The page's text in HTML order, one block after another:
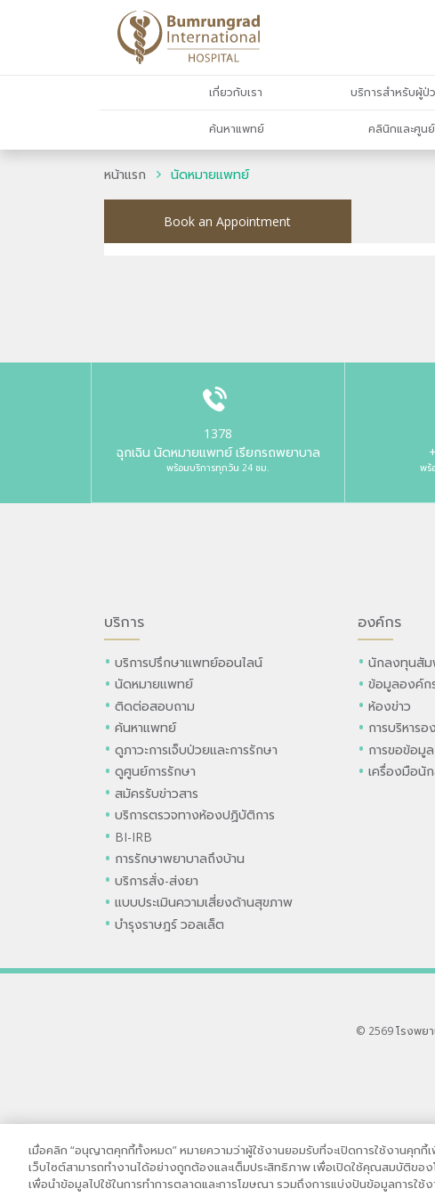
เกี่ยวกับเรา บริการสำหรับผู้ป่
ค้นหาแพทย์ คลินิกและศูน
หน้าแรก นัดหมายแพทย์
Book an Appointment
1378
ฉุกเฉิน นัดหมายแพทย์ เรียกรถพยาบาล
พร้อมบริการทุกวัน 24 ชม. พร้
บริการ
บริการปรึกษาแพทย์ออนไลน์
นัดหมายแพทย์
ติดต่อสอบถาม
ค้นหาแพทย์
ดูภาวะการเจ็บป่วยและการรักษา
ดูศูนย์การรักษา
สมัครรับข่าวสาร
บริการตรวจทางห้องปฏิบัติการ
BI-IRB
การรักษาพยาบาลถึงบ้าน
บริการสั่ง-ส่งยา
แบบประเมินความเสี่ยงด้านสุขภาพ
บำรุงราษฎร์ วอลเล็ต
องค์กร
นักลงทุนสั
ข้อมูลองค์ก
ห้องข่าว
การบริหารอ
การขอข้อมูล
เครื่องมือนั
© 2569 โรงพย
เมื่อคลิก “อนุญาตคุกกี้ทั้งหมด” หมายความว่าผู้ใช้งานยอมรับที่จะเปิดการใช้งานคุก
เว็บไซต์สามารถทำงานได้อย่างถูกต้องและเต็มประสิทธิภาพ เพื่อเปิดใช้คุณสมบัติของโ
เพื่อนำข้อมูลไปใช้ในการทำการตลาดและการโฆษณา รวมถึงการแบ่งปันข้อมูลการใช้